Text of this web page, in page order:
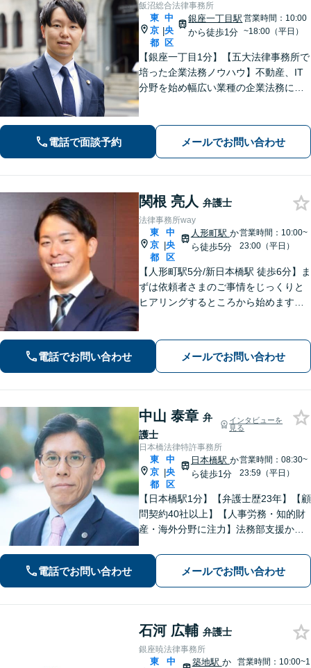
飯沼総合法律事務所
東
京
都
|
中
央
区
銀座一丁目駅
から徒歩1分
営業時間：10:00
~18:00（平日）
【銀座一丁目1分】【五大法律事務所で
培った企業法務ノウハウ】不動産、IT
分野を始め幅広い業種の企業法務に対
ど、お困りごとはお任せください。
【法人は初回相談無料】【土日祝対応
電話で面談予約 メールでお問い合わせ
関根 亮人 弁護士
法律事務所way
東
京
都
|
中
央
区
人形町駅 か
ら徒歩5分
営業時間：10:00~
23:00（平日）
【人形町駅5分/新日本橋駅 徒歩6分】ま
ずは依頼者さまのご事情をじっくりと
ヒアリングするところから始めます。
歩み、解決までの道を拓きましょう。
電話でお問い合わせ メールでお問い合わせ
中山 泰章 弁
護士
インタビューを
見る
日本橋法律特許事務所
東
京
都
|
中
央
区
日本橋駅 か
ら徒歩1分
営業時間：08:30~
23:59（平日）
【日本橋駅1分】【弁護士歴23年】【顧
問契約40社以上】【人事労務・知的財
産・海外分野に注力】法務部支援から
応えします。上場企業から中小企業ま
で幅広く対応「予防法務も重視し，ク
ライアントファーストで全力サポー
ト」
電話でお問い合わせ メールでお問い合わせ
石河 広輔 弁護士
銀座暁法律事務所
東
中
築地駅 か
営業時間：10:00~1